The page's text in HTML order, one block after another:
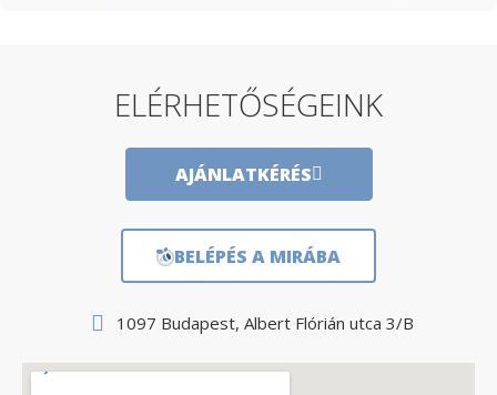
ELÉRHETŐSÉGEINK
AJÁNLATKÉRÉS
BELÉPÉS A MIRÁBA
1097 Budapest, Albert Flórián utca 3/B